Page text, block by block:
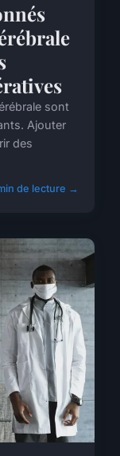
sont
Ajouter
des
de lecture →